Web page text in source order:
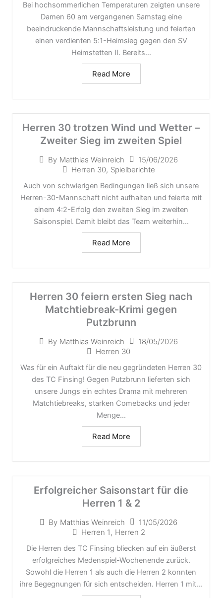
Bei hochsommerlichen Temperaturen zeigten unsere
Damen 60 am vergangenen Samstag eine
beeindruckende Mannschaftsleistung und feierten
einen verdienten 5:1-Heimsieg gegen den SV
Heimstetten II. Bereits...
Read More
Herren 30 trotzen Wind und Wetter –
Zweiter Sieg im zweiten Spiel
By Matthias Weinreich
15/06/2026
Herren 30, Spielberichte
Auch von schwierigen Bedingungen ließ sich unsere
Herren-30-Mannschaft nicht aufhalten und feierte mit
einem 4:2-Erfolg den zweiten Sieg im zweiten
Saisonspiel. Damit bleibt das Team weiterhin...
Read More
Herren 30 feiern ersten Sieg nach
Matchtiebreak-Krimi gegen
Putzbrunn
By Matthias Weinreich
18/05/2026
Herren 30
Was für ein Auftakt für die neu gegründeten Herren 30
des TC Finsing! Gegen Putzbrunn lieferten sich
unsere Jungs ein echtes Drama mit mehreren
Matchtiebreaks, starken Comebacks und jeder
Menge...
Read More
Erfolgreicher Saisonstart für die
Herren 1 & 2
By Matthias Weinreich
11/05/2026
Herren 1, Herren 2
Die Herren des TC Finsing bliecken auf ein äußerst
erfolgreiches Medenspiel-Wochenende zurück.
Sowohl die Herren 1 als auch die Herren 2 konnten
ihre Begegnungen für sich entscheiden. Herren 1 mit...